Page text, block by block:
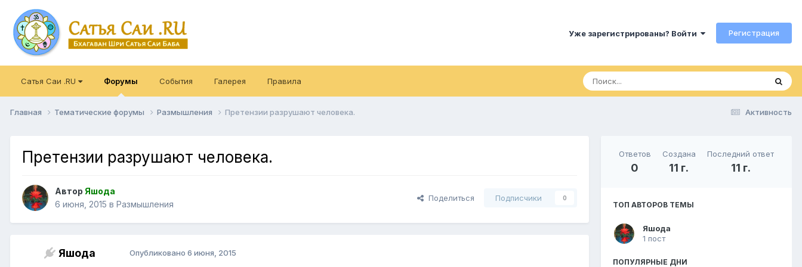
Уже зарегистрированы? Войти Регистрация
Сатья Саи .RU Форумы События Галерея Правила
Активность
Главная Тематические форумы Размышления Претензии разрушают человека.
Претензии разрушают человека.
Автор Яшода
6 июня, 2015 в Размышления
Поделиться Подписчики 0
Яшода Опубликовано 6 июня, 2015
Ответов
0
Создана
11 г.
Последний ответ
11 г.
ТОП АВТОРОВ ТЕМЫ
Яшода
1 пост
ПОПУЛЯРНЫЕ ДНИ